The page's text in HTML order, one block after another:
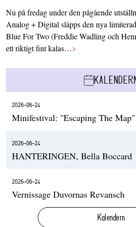
Nu på fredag under den pågående
Analog + Digital släpps den nya
Blue For Two (Freddie Wadling och
ett riktigt fint kalas…>
2026-06-24
Minifestival: "Escaping The Map"
2026-06-24
HANTERINGEN, Bella Boccard
2026-06-24
Vernissage Duvornas Revansch
Kalendern